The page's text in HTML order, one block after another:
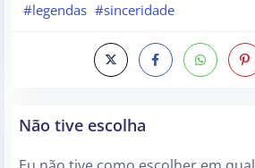
#legendas #sinceridade
Não tive escolha